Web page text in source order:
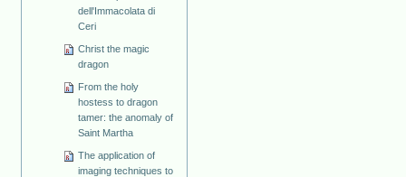
dell'Immacolata di
Ceri
Christ the magic
dragon
From the holy
hostess to dragon
tamer: the anomaly of
Saint Martha
The application of
imaging techniques to